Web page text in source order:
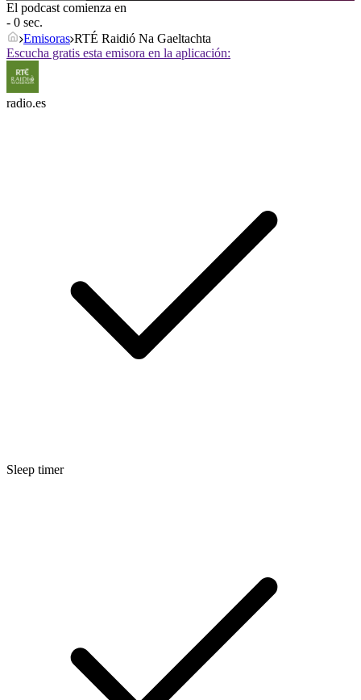
El podcast comienza en
- 0 sec.
Emisoras RTÉ Raidió Na Gaeltachta
Escucha gratis esta emisora en la aplicación:
radio.es
Sleep timer